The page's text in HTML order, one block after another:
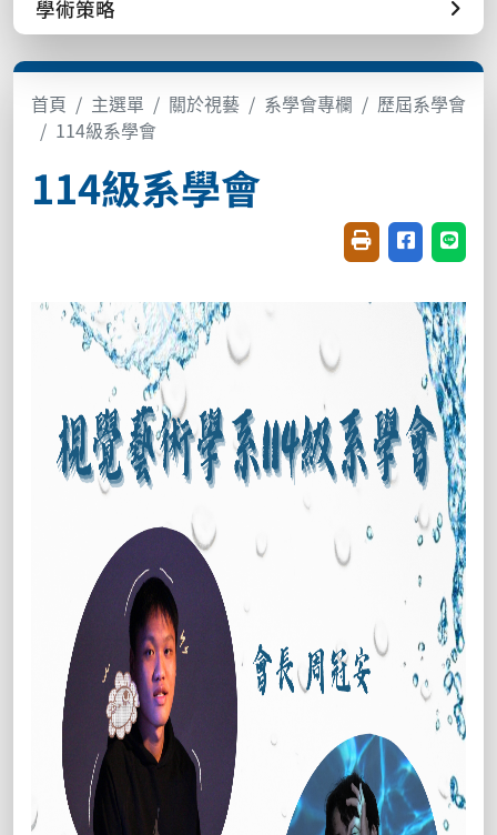
學術策略
首頁 主選單 關於視藝 系學會專欄
歷屆系學會
114級系學會
114級系學會
友善列印(開新視
分享至臉書
分享